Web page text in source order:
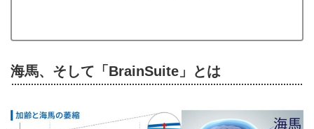
海馬、そして「BrainSuite」とは